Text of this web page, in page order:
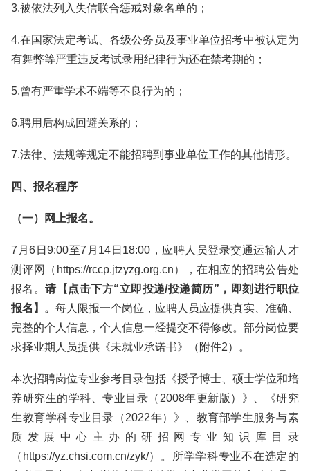
3.被依法列入失信联合惩戒对象名单的；
4.在国家法定考试、各级公务员及事业单位招考中被认定为
有舞弊等严重违反考试录用纪律行为还在禁考期的；
5.曾有严重学术不端等不良行为的；
6.聘用后构成回避关系的；
7.法律、法规等规定不能招聘到事业单位工作的其他情形。
四、报名程序
（一）网上报名。
7月6日9:00至7月14日18:00，应聘人员登录交通运输人才
测评网（https://rccp.jtzyzg.org.cn），在相应的招聘公告处
报名。请【点击下方“立即投递/投递简历”，即刻进行职位
报名】。 每人限报一个岗位，应聘人员应提供真实、准确、
完整的个人信息，个人信息一经提交不得修改。部分岗位要
求择业期人员提供《未就业承诺书》（附件2）。
本次招聘岗位专业参考目录包括《授予博士、硕士学位和培
养研究生的学科、专业目录（2008年更新版）》、《研究
生教育学科专业目录（2022年）》、教育部学生服务与素
质发展中心主办的研招网专业知识库目录
（https://yz.chsi.com.cn/zyk/）。所学学科专业不在选定的